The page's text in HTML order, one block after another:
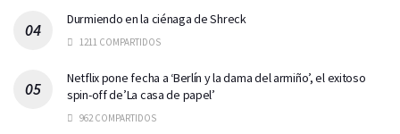
Durmiendo en la ciénaga de Shreck
1211 COMPARTIDOS
Netflix pone fecha a ‘Berlín y la dama del armiño’, el exitoso
spin-off de’La casa de papel’
962 COMPARTIDOS